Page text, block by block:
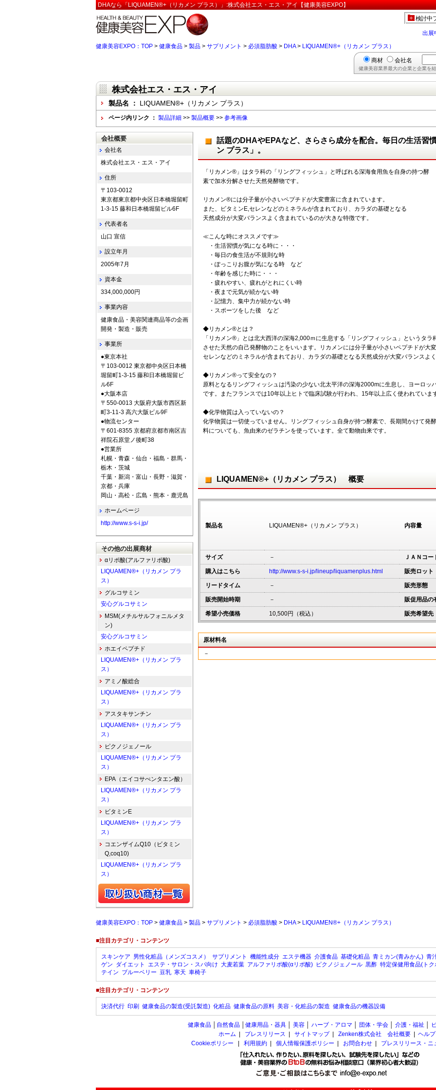
DHAなら「LIQUAMEN®+（リカメン プラス）」:株式会社エス・エス・アイ【健康美容EXPO】
検討中
出展
健康美容EXPO：TOP > 健康食品 > 製品 > サプリメント > 必須脂肪酸 > DHA> LIQUAMEN®+（リカメン プラス）
商材 会社名
健康美容業界最大の企業と企業を
株式会社エス・エス・アイ
製品名 ： LIQUAMEN®+（リカメン プラス）
ページ内リンク ： 製品詳細 >> 製品概要 >> 参考画像
話題のDHAやEPAなど、さらさら成分を配合。毎日の生活習
ン プラス」。
「リカメン®」はタラ科の「リングフィッシュ」と呼ばれる深海食用魚を自身の持つ酵
素で加水分解させた天然発酵物です。
リカメン®には分子量が小さいペプチドが大変豊富に含まれています。
また、ビタミンE,セレンなどのミネラルが含まれており、カラダの基礎となる
天然成分が大変バランスよく含まれているのが大きな特徴です。
≪こんな時にオススメです≫
・生活習慣が気になる時に・・・
・毎日の食生活が不規則な時
・ぽっこりお腹が気になる時 など
・年齢を感じた時に・・・
・疲れやすい、疲れがとれにくい時
・夜まで元気が続かない時
・記憶力、集中力が続かない時
・スポーツをした後 など
◆リカメン®とは？
「リカメン®」とは北大西洋の深海2,000ｍに生息する「リングフィッシュ」というタ
させた天然の自己発酵物のことをいいます。リカメンには分子量が小さいペプチドが大
セレンなどのミネラルが含まれており、カラダの基礎となる天然成分が大変バランスよ
◆リカメン®って安全なの？
原料となるリングフィッシュは汚染の少ない北太平洋の深海2000mに生息し、ヨーロッ
です。またフランスでは10年以上ヒトで臨床試験が行われ、15年以上広く使われていま
◆化学物質は入っていないの？
化学物質は一切使っていません。リングフィッシュ自身が持つ酵素で、長期間かけて発
料についても、魚由来のゼラチンを使っています。全て動物由来です。
LIQUAMEN®+（リカメン プラス） 概要
製品名 LIQUAMEN®+（リカメン プラス） 内容量
サイズ － ＪＡＮコー
購入はこちら http://www.s-s-i.jp/lineup/liquamenplus.html 販売ロット
リードタイム － 販売形態
販売開始時期 － 販促用品の
希望小売価格 10,500円（税込） 販売希望先
原材料名
－
会社概要
会社名
株式会社エス・エス・アイ
住所
〒103-0012
東京都東京都中央区日本橋堀留町
1-3-15 藤和日本橋堀留ビル6F
代表者名
山口 宣信
設立年月
2005年7月
資本金
334,000,000円
事業内容
健康食品・美容関連商品等の企画
開発・製造・販売
事業所
●東京本社
〒103-0012 東京都中央区日本橋
堀留町1-3-15 藤和日本橋堀留ビ
ル6F
●大阪本店
〒550-0013 大阪府大阪市西区新
町3-11-3 高六大阪ビル9F
●物流センター
〒601-8355 京都府京都市南区吉
祥院石原堂ノ後町38
●営業所
札幌・青森・仙台・福島・群馬・
栃木・茨城
千葉・新潟・富山・長野・滋賀・
京都・兵庫
岡山・高松・広島・熊本・鹿児島
ホームページ
http://www.s-s-i.jp/
その他の出展商材
αリポ酸(アルファリポ酸)
LIQUAMEN®+（リカメン プラ
ス）
グルコサミン
安心グルコサミン
MSM(メチルサルフォニルメタ
ン)
安心グルコサミン
ホエイペプチド
LIQUAMEN®+（リカメン プラ
ス）
アミノ酸総合
LIQUAMEN®+（リカメン プラ
ス）
アスタキサンチン
LIQUAMEN®+（リカメン プラ
ス）
ピクノジェノール
LIQUAMEN®+（リカメン プラ
ス）
EPA（エイコサぺンタエン酸）
LIQUAMEN®+（リカメン プラ
ス）
ビタミンE
LIQUAMEN®+（リカメン プラ
ス）
コエンザイムQ10（ビタミン
Q,coq10)
LIQUAMEN®+（リカメン プラ
ス）
健康美容EXPO：TOP > 健康食品 > 製品 > サプリメント > 必須脂肪酸 > DHA> LIQUAMEN®+（リカメン プラス）
■注目カテゴリ・コンテンツ
スキンケア 男性化粧品（メンズコスメ） サプリメント 機能性成分 エステ機器 介護食品 基礎化粧品 青ミカン(青みかん) 青
ゲン ダイエット エステ・サロン・スパ向け 大麦若葉 アルファリポ酸(αリポ酸) ピクノジェノール 黒酢 特定保健用食品(トク
テイン ブルーベリー 豆乳 寒天 車椅子
■注目カテゴリ・コンテンツ
決済代行 印刷 健康食品の製造(受託製造) 化粧品 健康食品の原料 美容・化粧品の製造 健康食品の機器設備
健康食品 自然食品 健康用品・器具 美容 ハーブ・アロマ 団体・学会 介護・福祉
ホーム
プレスリリース サイトマップ| Zenken株式会社 会社概要
ヘルプ
Cookieポリシー
利用規約 個人情報保護ポリシー お問合わせ プレスリリース・ニ